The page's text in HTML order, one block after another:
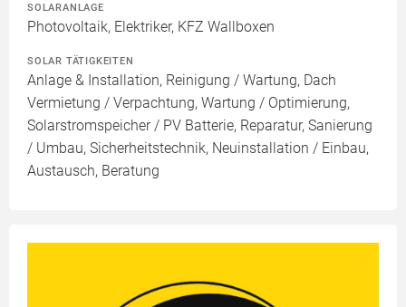
SOLARANLAGE
Photovoltaik, Elektriker, KFZ Wallboxen
SOLAR TÄTIGKEITEN
Anlage & Installation, Reinigung / Wartung, Dach
Vermietung / Verpachtung, Wartung / Optimierung,
Solarstromspeicher / PV Batterie, Reparatur, Sanierung
/ Umbau, Sicherheitstechnik, Neuinstallation / Einbau,
Austausch, Beratung